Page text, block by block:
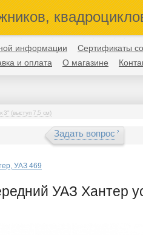
информации
Сертификаты
и оплата О магазине
3" (выступ 7,5 см)
Задать вопрос
УАЗ 469
УАЗ Хантер